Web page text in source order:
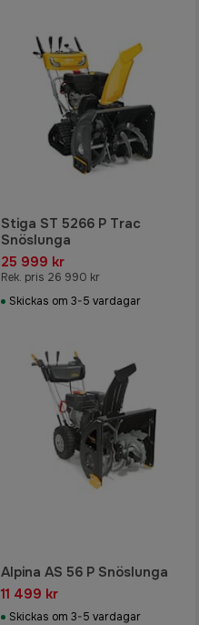
Stiga ST 5266 P Trac
Snöslunga
25 999 kr
Rek. pris 26 990 kr
Skickas om 3-5 vardagar
Alpina AS 56 P Snöslunga
11 499 kr
Skickas om 3-5 vardagar